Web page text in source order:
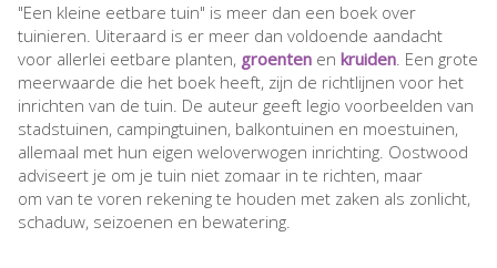
"Een kleine eetbare tuin" is meer dan een boek over
tuinieren. Uiteraard is er meer dan voldoende aandacht
voor allerlei eetbare planten, groenten en kruiden. Een grote
meerwaarde die het boek heeft, zijn de richtlijnen voor het
inrichten van de tuin. De auteur geeft legio voorbeelden van
stadstuinen, campingtuinen, balkontuinen en moestuinen,
allemaal met hun eigen weloverwogen inrichting. Oostwood
adviseert je om je tuin niet zomaar in te richten, maar
om van te voren rekening te houden met zaken als zonlicht,
schaduw, seizoenen en bewatering.